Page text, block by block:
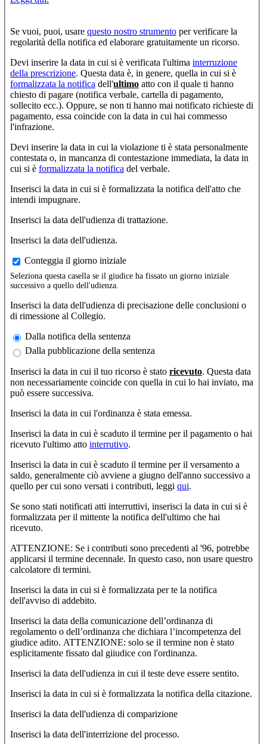
Se vuoi, puoi, usare questo nostro strumento per verificare la
regolarità della notifica ed elaborare gratuitamente un ricorso.
Devi inserire la data in cui si è verificata l'ultima interruzione
della prescrizione. Questa data è, in genere, quella in cui si è
formalizzata la notifica dell'ultimo atto con il quale ti hanno
chiesto di pagare (notifica verbale, cartella di pagamento,
sollecito ecc.). Oppure, se non ti hanno mai notificato richieste di
pagamento, essa coincide con la data in cui hai commesso
l'infrazione.
Devi inserire la data in cui la violazione ti è stata personalmente
contestata o, in mancanza di contestazione immediata, la data in
cui si è formalizzata la notifica del verbale.
Inserisci la data in cui si è formalizzata la notifica dell'atto che
intendi impugnare.
Inserisci la data dell'udienza di trattazione.
Inserisci la data dell'udienza.
fuori_ud_183
Conteggia il giorno iniziale
Seleziona questa casella se il giudice ha fissato un giorno iniziale
successivo a quello dell'udienza.
Inserisci la data dell'udienza di precisazione delle conclusioni o
di rimessione al Collegio.
not_pub
Dalla notifica della sentenza
Dalla pubblicazione della sentenza
Inserisci la data in cui il tuo ricorso è stato ricevuto. Questa data
non necessariamente coincide con quella in cui lo hai inviato, ma
può essere successiva.
Inserisci la data in cui l'ordinanza è stata emessa.
Inserisci la data in cui è scaduto il termine per il pagamento o hai
ricevuto l'ultimo atto interrutivo.
Inserisci la data in cui è scaduto il termine per il versamento a
saldo, generalmente ciò avviene a giugno dell'anno successivo a
quello per cui sono versati i contributi, leggi qui.
Se sono stati notificati atti interruttivi, inserisci la data in cui si è
formalizzata per il mittente la notifica dell'ultimo che hai
ricevuto.
ATTENZIONE: Se i contributi sono precedenti al '96, potrebbe
applicarsi il termine decennale. In questo caso, non usare questro
calcolatore di termini.
Inserisci la data in cui si è formalizzata per te la notifica
dell'avviso di addebito.
Inserisci la data della comunicazione dell’ordinanza di
regolamento o dell’ordinanza che dichiara l’incompetenza del
giudice adito. ATTENZIONE: solo se il termine non è stato
esplicitamente fissato dal giiudice con l'ordinanza.
Inserisci la data dell'udienza in cui il teste deve essere sentito.
Inserisci la data in cui si è formalizzata la notifica della citazione.
Inserisci la data dell'udienza di comparizione
Inserisci la data dell'interrizione del processo.